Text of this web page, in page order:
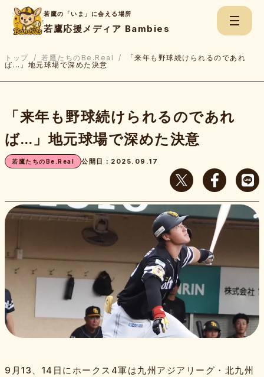
若鷹の「いま」に会える場所
若鷹応援メディア Bambies
索:
ちくごNews
若鷹Game Report
上杉あずさのスコアブック
若鷹応援チャンネル
特集記事
Bambiesとは
取材班一覧 お問い合わせ・運営会社 プライバシーポリシー
トップ / 若鷹たちのBe.Real /
「来年も野球続けられるのであれ
ば…」地元球場で深めた決意
「来年も野球続けられるのであれ
ば…」地元球場で深めた決意
若鷹たちのBe.Real 公開日：2025.09.17
9月13、14日にホークス4軍は九州アジアリーグ・北九州